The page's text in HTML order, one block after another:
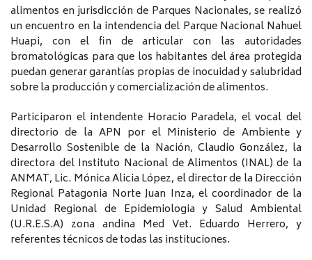
alimentos en jurisdicción de Parques Nacionales, se realizó
un encuentro en la intendencia del Parque Nacional Nahuel
Huapi, con el fin de articular con las autoridades
bromatológicas para que los habitantes del área protegida
puedan generar garantías propias de inocuidad y salubridad
sobre la producción y comercialización de alimentos.
Participaron el intendente Horacio Paradela, el vocal del
directorio de la APN por el Ministerio de Ambiente y
Desarrollo Sostenible de la Nación, Claudio González, la
directora del Instituto Nacional de Alimentos (INAL) de la
ANMAT, Lic. Mónica Alicia López, el director de la Dirección
Regional Patagonia Norte Juan Inza, el coordinador de la
Unidad Regional de Epidemiologia y Salud Ambiental
(U.R.E.S.A) zona andina Med Vet. Eduardo Herrero, y
referentes técnicos de todas las instituciones.